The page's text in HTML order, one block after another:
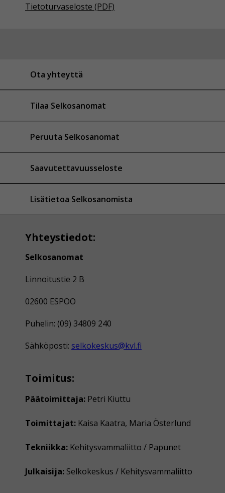
Tietoturvaseloste (PDF)
Ota yhteyttä
Tilaa Selkosanomat
Peruuta Selkosanomat
Saavutettavuusseloste
Lisätietoa Selkosanomista
Yhteystiedot:
Selkosanomat
Linnoitustie 2 B
02600 ESPOO
Puhelin: (09) 34809 240
Sähköposti: selkokeskus@kvl.fi
Toimitus:
Päätoimittaja: Petri Kiuttu
Toimittajat: Kaisa Kaatra, Maria Österlund
Tekniikka: Kehitysvammaliitto / Papunet
Julkaisija: Selkokeskus / Kehitysvammaliitto